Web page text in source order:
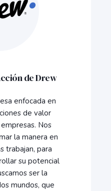
de Drew
enfocada en
de valor
Nos
la manera en
trabajan, para
su potencial
ser la
mundos, que